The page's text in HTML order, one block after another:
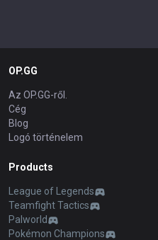
OP.GG
Az OP.GG-ről.
Cég
Blog
Logó történelem
Products
League of Legends
Teamfight Tactics
Palworld
Pokémon Champions